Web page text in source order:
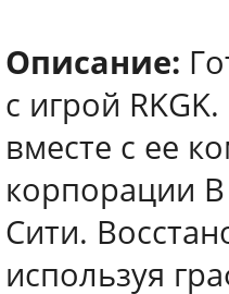
Описание:
с игрой
вместе с ее
корпорации
Сити.
используя